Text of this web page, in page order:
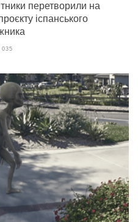
перетворили на
іспанського
035